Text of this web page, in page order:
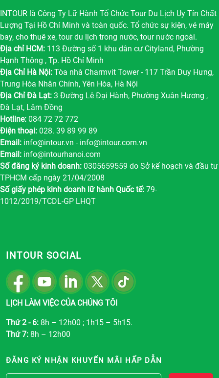
INTOUR là Công Ty Lữ Hành Tổ Chức Tour Du Lịch Uy Tín Chất
Lượng Tại Hồ Chí Minh và toàn quốc. Tổ chức sự kiện, vé máy
bay, cho thuê xe, tour du lịch trong nước, tour nước ngoài.
Địa chỉ HCM: 113 Đường số 1 khu dân cư Cityland, Phường
Hạnh Thông , Tp. Hồ Chí Minh
Địa Chỉ Hà Nội: Tòa nhà Charmvit Tower - 117 Trần Duy Hưng,
Trung Hòa Nhân Chính, Yên Hòa, Hà Nội
Địa Chỉ Đà Lạt: 3 Đường Lê Đại Hành, Phường Xuân Hương ,
Đà Lạt, Lâm Đồng
Hotline: 084 72 72 772
Điện thoại: 028. 39 89 99 89
Email: info@intour.vn - info@intour.com.vn
Email: info@intourhanoi.com
Số đăng ký kinh doanh: 0305659559 do Sở kế hoạch và đầu tư
TPHCM cấp ngày 21/04/2008
Số giấy phép kinh doanh lữ hành Quốc tế: 79-
1012/2019/TCDL-GP LHQT
INTOUR SOCIAL
LỊCH LÀM VIỆC CỦA CHÚNG TÔI
Thứ 2 - 6: 8h – 12h00 ; 1h15 – 5h15.
Thứ 7: 8h – 12h00
ĐĂNG KÝ NHẬN KHUYẾN MÃI HẤP DẪN